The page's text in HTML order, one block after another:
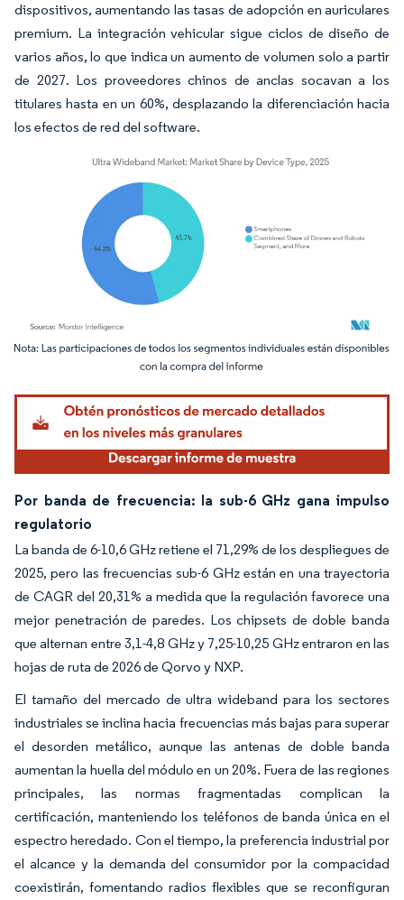
dispositivos, aumentando las tasas de adopción en auriculares
premium. La integración vehicular sigue ciclos de diseño de
varios años, lo que indica un aumento de volumen solo a partir
de 2027. Los proveedores chinos de anclas socavan a los
titulares hasta en un 60%, desplazando la diferenciación hacia
los efectos de red del software.
Imagen © Mordor Intelligence. El uso requiere atribución según CC BY 4.0.
Por banda de frecuencia: la sub-6 GHz gana impulso
regulatorio
La banda de 6-10,6 GHz retiene el 71,29% de los despliegues de
2025, pero las frecuencias sub-6 GHz están en una trayectoria
de CAGR del 20,31% a medida que la regulación favorece una
mejor penetración de paredes. Los chipsets de doble banda
que alternan entre 3,1-4,8 GHz y 7,25-10,25 GHz entraron en las
hojas de ruta de 2026 de Qorvo y NXP.
El tamaño del mercado de ultra wideband para los sectores
industriales se inclina hacia frecuencias más bajas para superar
el desorden metálico, aunque las antenas de doble banda
aumentan la huella del módulo en un 20%. Fuera de las regiones
principales, las normas fragmentadas complican la
certificación, manteniendo los teléfonos de banda única en el
espectro heredado. Con el tiempo, la preferencia industrial por
el alcance y la demanda del consumidor por la compacidad
coexistirán, fomentando radios flexibles que se reconfiguran